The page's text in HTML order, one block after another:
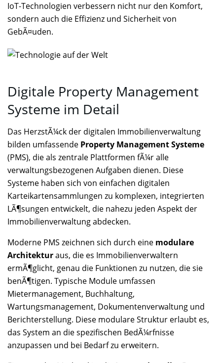
IoT-Technologien verbessern nicht nur den Komfort,
sondern auch die Effizienz und Sicherheit von
GebÃ¤uden.
Digitale Property Management
Systeme im Detail
Das HerzstÃ¼ck der digitalen Immobilienverwaltung
bilden umfassende Property Management Systeme
(PMS), die als zentrale Plattformen fÃ¼r alle
verwaltungsbezogenen Aufgaben dienen. Diese
Systeme haben sich von einfachen digitalen
Karteikartensammlungen zu komplexen, integrierten
LÃ¶sungen entwickelt, die nahezu jeden Aspekt der
Immobilienverwaltung abdecken.
Moderne PMS zeichnen sich durch eine modulare
Architekturaus, die es Immobilienverwaltern
ermÃ¶glicht, genau die Funktionen zu nutzen, die sie
benÃ¶tigen. Typische Module umfassen
Mietermanagement, Buchhaltung,
Wartungsmanagement, Dokumentenverwaltung und
Berichterstellung. Diese modulare Struktur erlaubt es,
das System an die spezifischen BedÃ¼rfnisse
anzupassen und bei Bedarf zu erweitern.